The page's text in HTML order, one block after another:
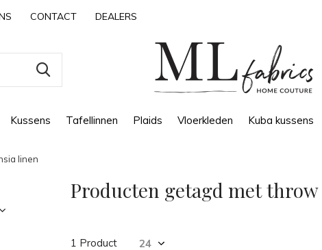
Kussens Tafellinnen Plaids Vloerkleden Kuba kussens
CONTACT DEALERS
linen
Producten getagd met
1 Product